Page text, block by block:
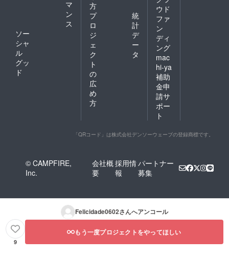
マ
ン
ス
ソー
シャ
ル
グッ
ド
方
プ
ロ
ジ
ェ
ク
ト
の
広
め
方
統
計
デ
ー
タ
ウド
ファ
ン
ディ
ング
mac
hi-ya
補助
金申
請サ
ポー
ト
「QRコード」は株式会社デンソーウェーブの登録商標です。
© CAMPFIRE,
Inc.
会社概
要
採用情
報
パートナー
募集
Felicidade0602さんへアンコール
9
もう一度プロジェクトをやってほしい